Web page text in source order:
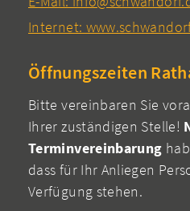
Internet:
Öffnungszeiten
Bitte vereinbaren Sie
Ihrer zuständigen Stelle!
Terminvereinbarung
dass für Ihr Anliegen
Verfügung stehen.